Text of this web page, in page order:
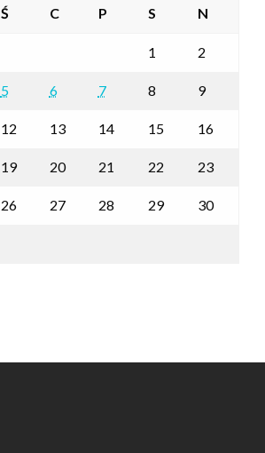
Ś C P S N
1 2
5 6 7 8 9
12 13 14 15 16
19 20 21 22 23
26 27 28 29 30